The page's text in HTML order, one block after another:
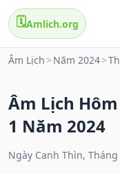
🗓️Amlich.org
Âm Lịch > Năm 2024>
Âm Lịch
1 Năm 2024
Ngày Canh Thìn,